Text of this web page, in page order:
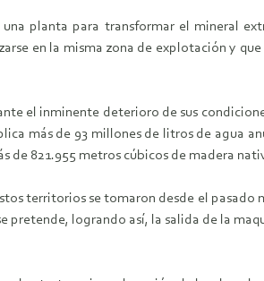
planta para transformar el mineral
en la misma zona de explotación y
el inminente deterioro de sus
más de 93 millones de litros de agua
821.955 metros cúbicos de madera
territorios se tomaron desde el
logrando así, la salida de la